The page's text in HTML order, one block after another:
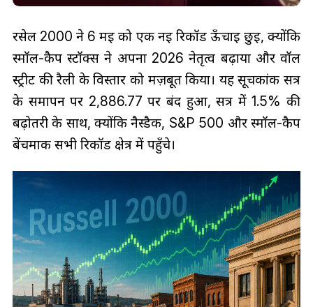
रसेल 2000 ने 6 मई को एक नई रिकॉर्ड ऊँचाई छुई, क्योंकि
स्मॉल-कैप स्टॉक्स ने अपना 2026 नेतृत्व बढ़ाया और वॉल
स्ट्रीट की रैली के विस्तार को मज़बूत किया। यह सूचकांक सत्र
के समापन पर 2,886.77 पर बंद हुआ, सत्र में 1.5% की
बढ़ोतरी के साथ, क्योंकि नैस्डैक, S&P 500 और स्मॉल-कैप
बेंचमार्क सभी रिकॉर्ड क्षेत्र में पहुँचे।